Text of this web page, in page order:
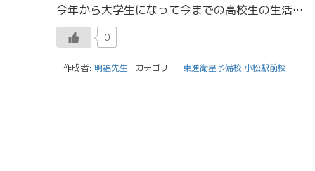
今年から大学生になって今までの高校生の生活と違うなーと思ったことについて今回は書きます。 授業時間が45分or 50分から90分になった いままでの高校生の授業時間の２倍近くの時間になって最初の方はとても授業が長く感じま […]
0
作成者: 明福先生 カテゴリー: 東進衛星予備校 小松駅前校